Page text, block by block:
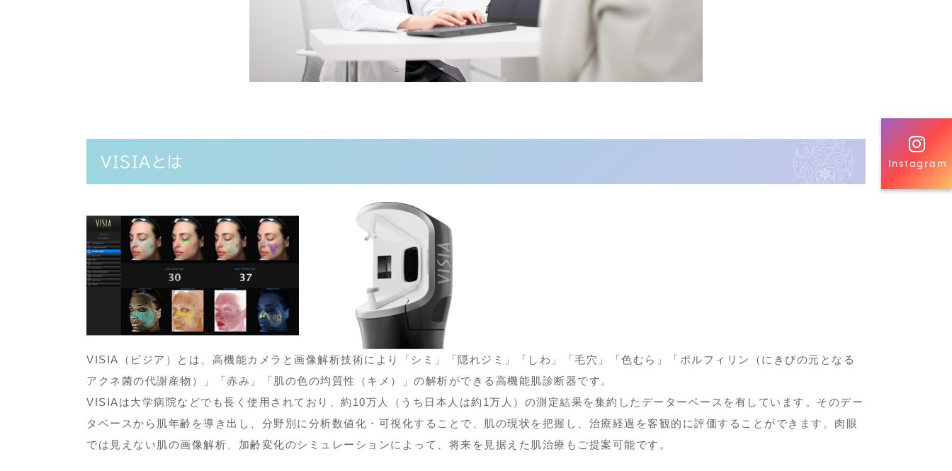
Instagram
VISIAとは
VISIA（ビジア）とは、高機能カメラと画像解析技術により「シミ」「隠れジミ」「しわ」「毛穴」「色むら」「ポルフィリン（にきびの元となる
アクネ菌の代謝産物）」「赤み」「肌の色の均質性（キメ）」の解析ができる高機能肌診断器です。
VISIAは大学病院などでも長く使用されており、約10万人（うち日本人は約1万人）の測定結果を集約したデーターベースを有しています。そのデー
タベースから肌年齢を導き出し、分野別に分析数値化・可視化することで、肌の現状を把握し、治療経過を客観的に評価することができます。肉眼
では見えない肌の画像解析、加齢変化のシミュレーションによって、将来を見据えた肌治療もご提案可能です。